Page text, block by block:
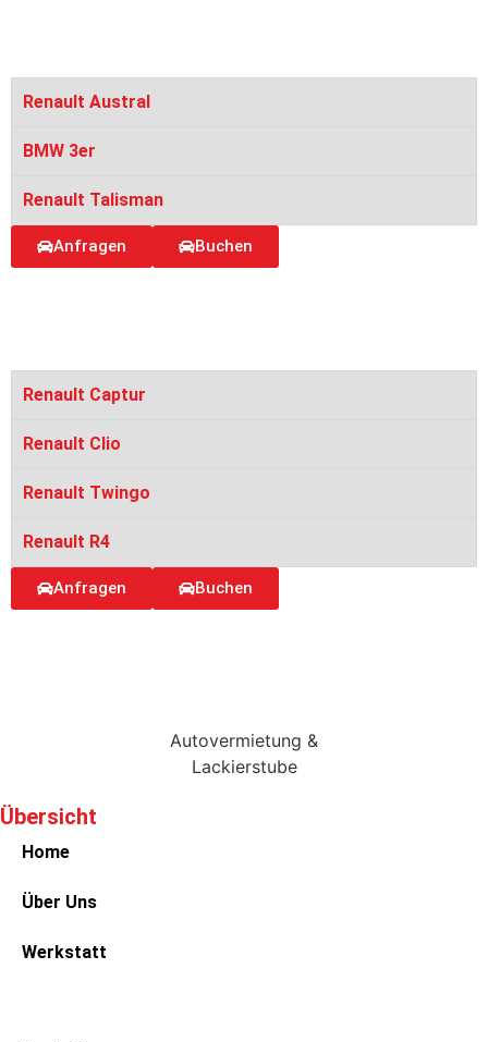
Renault Austral
BMW 3er
Renault Talisman
Anfragen Buchen
Renault Captur
Renault Clio
Renault Twingo
Renault R4
Anfragen Buchen
Autovermietung &
Lackierstube
Übersicht
Home
Über Uns
Werkstatt